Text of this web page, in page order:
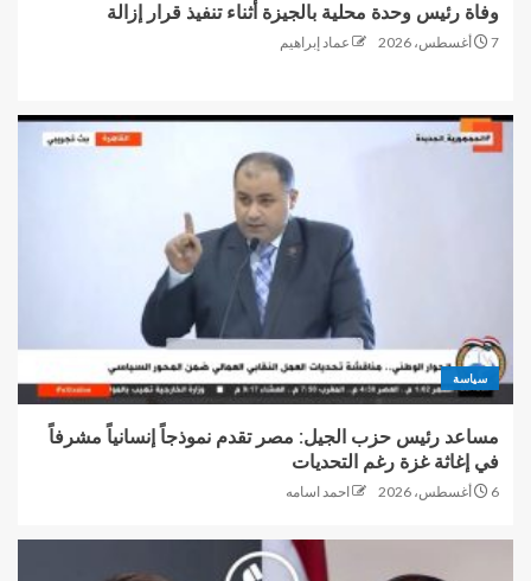
وفاة رئيس وحدة محلية بالجيزة أثناء تنفيذ قرار إزالة
7 أغسطس، 2026 عماد إبراهيم
سياسة
مساعد رئيس حزب الجيل: مصر تقدم نموذجاً إنسانياً مشرفاً
في إغاثة غزة رغم التحديات
6 أغسطس، 2026 احمد اسامه